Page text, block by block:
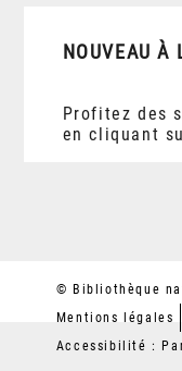
NOUVEAU À
Profitez des
en cliquant
© Bibliothèque
Mentions légales
Accessibilité :